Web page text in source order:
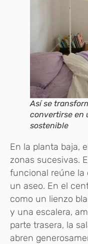
Así se
convertirse en
sostenible
En la planta baja,
zonas sucesivas.
funcional reúne la
un aseo. En el
como un lienzo
y una escalera,
parte trasera, la
abren